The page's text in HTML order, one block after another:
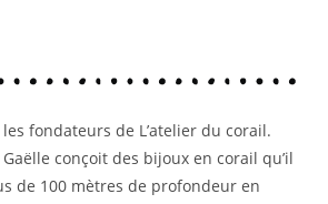
fondateurs de L’atelier du corail.
conçoit des bijoux en corail qu’il
de 100 mètres de profondeur en